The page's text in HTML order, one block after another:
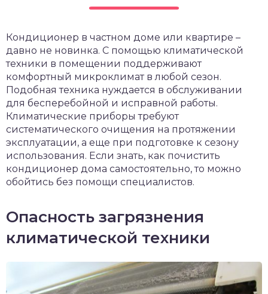
Кондиционер в частном доме или квартире –
давно не новинка. С помощью климатической
техники в помещении поддерживают
комфортный микроклимат в любой сезон.
Подобная техника нуждается в обслуживании
для бесперебойной и исправной работы.
Климатические приборы требуют
систематического очищения на протяжении
эксплуатации, а еще при подготовке к сезону
использования. Если знать, как почистить
кондиционер дома самостоятельно, то можно
обойтись без помощи специалистов.
Опасность загрязнения
климатической техники
крыши и кровли
и уход